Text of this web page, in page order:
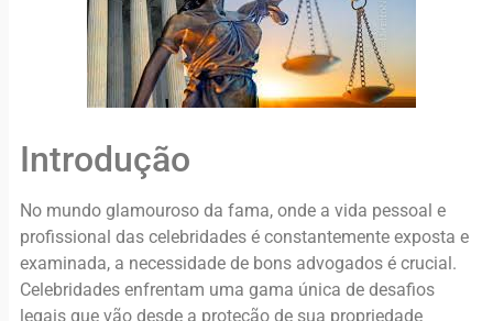
Introdução
No mundo glamouroso da fama, onde a vida pessoal e
profissional das celebridades é constantemente exposta e
examinada, a necessidade de bons advogados é crucial.
Celebridades enfrentam uma gama única de desafios
legais que vão desde a proteção de sua propriedade